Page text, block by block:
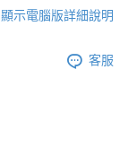
顯示電腦版詳細說明
客服